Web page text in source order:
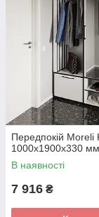
Передпокій Moreli
1000x1900x330 мм
В наявності
7 916 ₴